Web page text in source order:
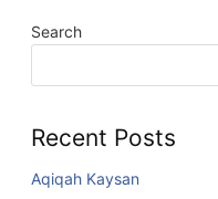
Search
Recent Posts
Aqiqah Kaysan